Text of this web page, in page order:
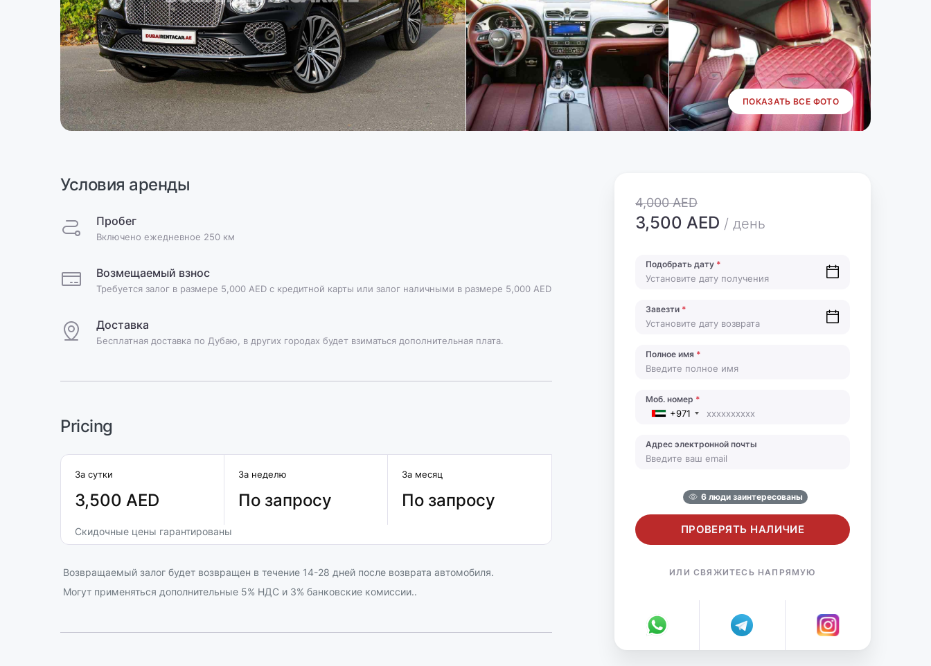
ПОКАЗАТЬ ВСЕ ФОТО
Условия аренды
Пробег
Включено ежедневное 250 км
Возмещаемый взнос
Требуется залог в размере 5,000 AED с кредитной карты или залог наличными в размере 5,000 AED
Доставка
Бесплатная доставка по Дубаю, в других городах будет взиматься дополнительная плата.
Pricing
За сутки
3,500 AED
За неделю
По запросу
За месяц
По запросу
Скидочные цены гарантированы
Возвращаемый залог будет возвращен в течение 14-28 дней после возврата автомобиля.
Могут применяться дополнительные 5% НДС и 3% банковские комиссии..
4,000 AED
3,500 AED / день
Подобрать дату *
Завезти *
Полное имя *
Моб. номер *
+971
Адрес электронной почты
6 люди заинтересованы
ПРОВЕРЯТЬ НАЛИЧИЕ
ИЛИ СВЯЖИТЕСЬ НАПРЯМУЮ